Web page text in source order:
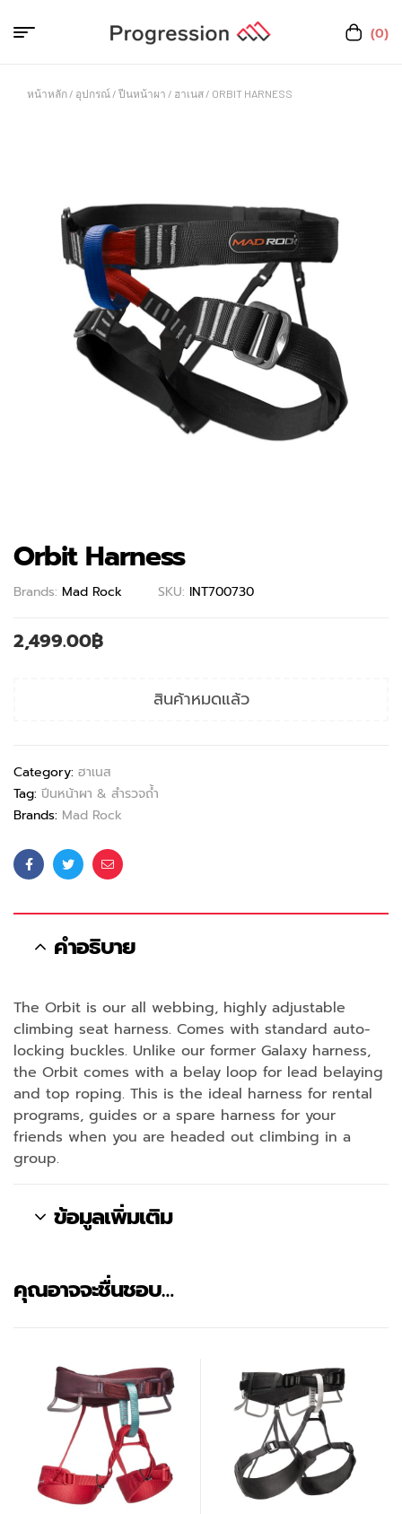
(0)
หน้าหลัก / อุปกรณ์ /ปีนหน้าผา / ฮาเนส / ORBIT HARNESS
Orbit Harness
Brands: Mad Rock SKU: INT700730
2,499.00฿
สินค้าหมดแล้ว
Category: ฮาเนส
Tag: ปีนหน้าผา & สำรวจถ้ำ
Brands: Mad Rock
FacebookTwitterEmail
คำอธิบาย
The Orbit is our all webbing, highly adjustable
climbing seat harness. Comes with standard auto-
locking buckles. Unlike our former Galaxy harness,
the Orbit comes with a belay loop for lead belaying
and top roping. This is the ideal harness for rental
programs, guides or a spare harness for your
friends when you are headed out climbing in a
group.
ข้อมูลเพิ่มเติม
คุณอาจจะชื่นชอบ…